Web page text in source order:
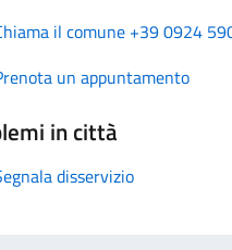
il comune +39 0924
un appuntamento
in città
disservizio